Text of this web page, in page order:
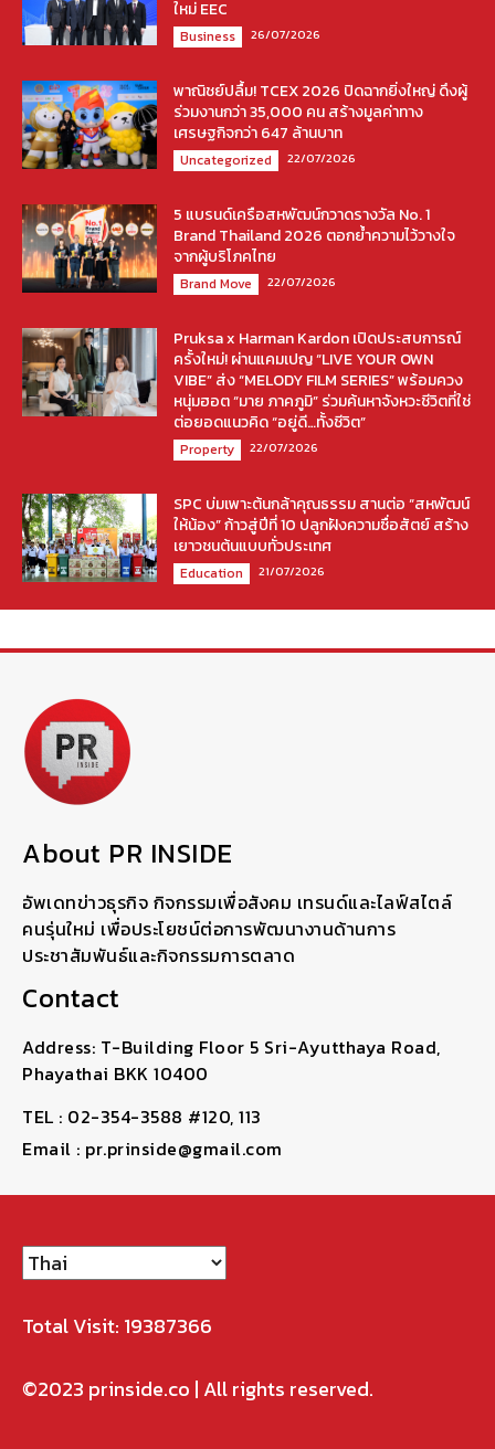
ใหม่ EEC
Business 26/07/2026
พาณิชย์ปลื้ม! TCEX 2026 ปิดฉากยิ่งใหญ่ ดึงผู้
ร่วมงานกว่า 35,000 คน สร้างมูลค่าทาง
เศรษฐกิจกว่า 647 ล้านบาท
Uncategorized 22/07/2026
5 แบรนด์เครือสหพัฒน์กวาดรางวัล No. 1
Brand Thailand 2026 ตอกย้ำความไว้วางใจ
จากผู้บริโภคไทย
Brand Move 22/07/2026
Pruksa x Harman Kardon เปิดประสบการณ์
ครั้งใหม่! ผ่านแคมเปญ “LIVE YOUR OWN
VIBE” ส่ง “MELODY FILM SERIES” พร้อมควง
หนุ่มฮอต “มาย ภาคภูมิ” ร่วมค้นหาจังหวะชีวิตที่ใช่
ต่อยอดแนวคิด “อยู่ดี…ทั้งชีวิต”
Property 22/07/2026
SPC บ่มเพาะต้นกล้าคุณธรรม สานต่อ “สหพัฒน์
ให้น้อง” ก้าวสู่ปีที่ 10 ปลูกฝังความซื่อสัตย์ สร้าง
เยาวชนต้นแบบทั่วประเทศ
Education 21/07/2026
About PR INSIDE
อัพเดทข่าวธุรกิจ กิจกรรมเพื่อสังคม เทรนด์และไลฟ์สไตล์
คนรุ่นใหม่ เพื่อประโยชน์ต่อการพัฒนางานด้านการ
ประชาสัมพันธ์และกิจกรรมการตลาด
Contact
Address: T-Building Floor 5 Sri-Ayutthaya Road,
Phayathai BKK 10400
TEL : 02-354-3588 #120, 113
Email : pr.prinside@gmail.com
Total Visit: 19387366
©2023 prinside.co | All rights reserved.